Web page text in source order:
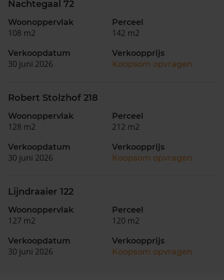
Nachtegaal 72
Woonoppervlak
108 m2
Perceel
142 m2
Verkoopdatum
30 juni 2026
Verkoopprijs
Koopsom opvragen
Robert Stolzhof 218
Woonoppervlak
128 m2
Perceel
212 m2
Verkoopdatum
30 juni 2026
Verkoopprijs
Koopsom opvragen
Lijndraaier 122
Woonoppervlak
127 m2
Perceel
120 m2
Verkoopdatum
30 juni 2026
Verkoopprijs
Koopsom opvragen